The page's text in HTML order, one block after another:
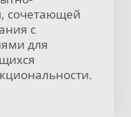
сочетающей
с
для